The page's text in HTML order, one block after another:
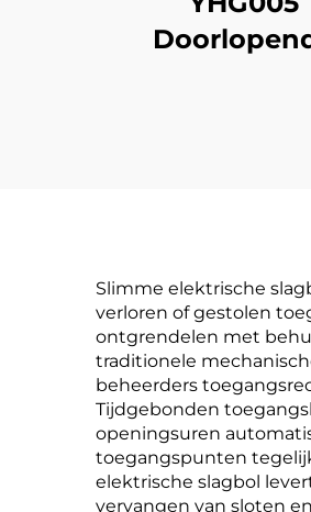
Slimme elektrische
verloren of gestolen
ontgrendelen met
traditionele
beheerders
Tijdgebonden
openingsuren
toegangspunten
elektrische slagbol
vervangen van sloten